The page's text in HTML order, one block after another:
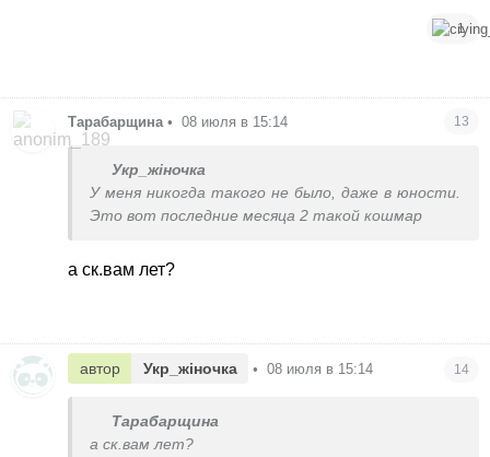
1
Тарабарщина • 08 июля в 15:14 13
Укр_жіночка
У меня никогда такого не было, даже в юности.
Это вот последние месяца 2 такой кошмар
а ск.вам лет?
автор Укр_жіночка • 08 июля в 15:14 14
Тарабарщина
а ск.вам лет?